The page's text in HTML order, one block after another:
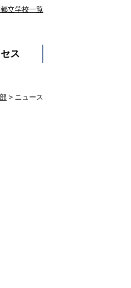
ス
立学校一覧
> ニュース